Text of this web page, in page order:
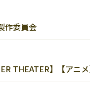
作委員会
THEATER】【アニ